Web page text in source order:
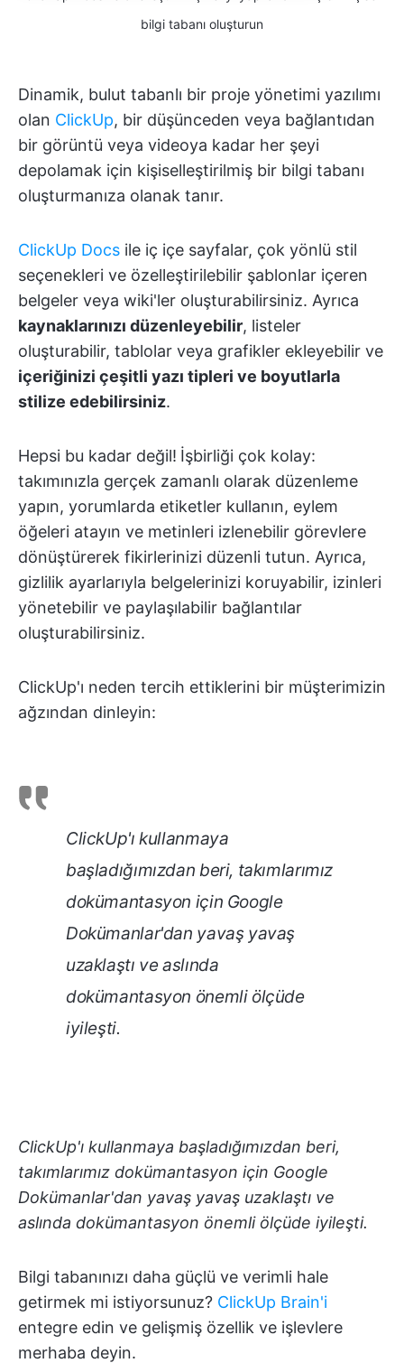
bilgi tabanı oluşturun
Dinamik, bulut tabanlı bir proje yönetimi yazılımı
olan ClickUp, bir düşünceden veya bağlantıdan
bir görüntü veya videoya kadar her şeyi
depolamak için kişiselleştirilmiş bir bilgi tabanı
oluşturmanıza olanak tanır.
ClickUp Docs ile iç içe sayfalar, çok yönlü stil
seçenekleri ve özelleştirilebilir şablonlar içeren
belgeler veya wiki'ler oluşturabilirsiniz. Ayrıca
kaynaklarınızı düzenleyebilir, listeler
oluşturabilir, tablolar veya grafikler ekleyebilir ve
içeriğinizi çeşitli yazı tipleri ve boyutlarla
stilize edebilirsiniz.
Hepsi bu kadar değil! İşbirliği çok kolay:
takımınızla gerçek zamanlı olarak düzenleme
yapın, yorumlarda etiketler kullanın, eylem
öğeleri atayın ve metinleri izlenebilir görevlere
dönüştürerek fikirlerinizi düzenli tutun. Ayrıca,
gizlilik ayarlarıyla belgelerinizi koruyabilir, izinleri
yönetebilir ve paylaşılabilir bağlantılar
oluşturabilirsiniz.
ClickUp'ı neden tercih ettiklerini bir müşterimizin
ağzından dinleyin:
ClickUp'ı kullanmaya
başladığımızdan beri, takımlarımız
dokümantasyon için Google
Dokümanlar'dan yavaş yavaş
uzaklaştı ve aslında
dokümantasyon önemli ölçüde
iyileşti.
ClickUp'ı kullanmaya başladığımızdan beri,
takımlarımız dokümantasyon için Google
Dokümanlar'dan yavaş yavaş uzaklaştı ve
aslında dokümantasyon önemli ölçüde iyileşti.
Bilgi tabanınızı daha güçlü ve verimli hale
getirmek mi istiyorsunuz? ClickUp Brain'i
entegre edin ve gelişmiş özellik ve işlevlere
merhaba deyin.